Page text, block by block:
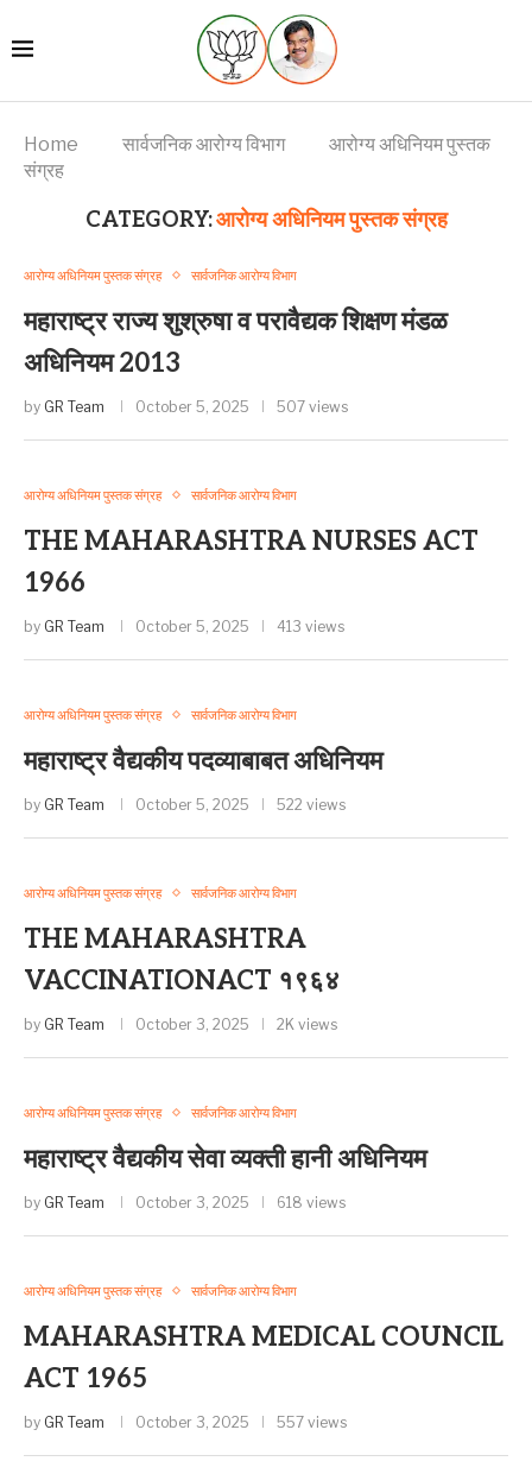
Home सार्वजनिक आरोग्य विभाग
आरोग्य अधिनियम पुस्तक
संग्रह
CATEGORY:आरोग्य अधिनियम पुस्तक संग्रह
आरोग्य अधिनियम पुस्तक संग्रह सार्वजनिक आरोग्य विभाग
महाराष्ट्र राज्य शुश्रुषा व परावैद्यक शिक्षण मंडळ
अधिनियम 2013
by GR Team October 5, 2025 507 views
आरोग्य अधिनियम पुस्तक संग्रह सार्वजनिक आरोग्य विभाग
THE MAHARASHTRA NURSES ACT
1966
by GR Team October 5, 2025 413 views
आरोग्य अधिनियम पुस्तक संग्रह सार्वजनिक आरोग्य विभाग
महाराष्ट्र वैद्यकीय पदव्याबाबत अधिनियम
by GR Team October 5, 2025 522 views
आरोग्य अधिनियम पुस्तक संग्रह सार्वजनिक आरोग्य विभाग
THE MAHARASHTRA
VACCINATIONACT १९६४
by GR Team October 3, 2025 2K views
आरोग्य अधिनियम पुस्तक संग्रह सार्वजनिक आरोग्य विभाग
महाराष्ट्र वैद्यकीय सेवा व्यक्ती हानी अधिनियम
by GR Team October 3, 2025 618 views
आरोग्य अधिनियम पुस्तक संग्रह सार्वजनिक आरोग्य विभाग
MAHARASHTRA MEDICAL COUNCIL
ACT 1965
by GR Team October 3, 2025 557 views